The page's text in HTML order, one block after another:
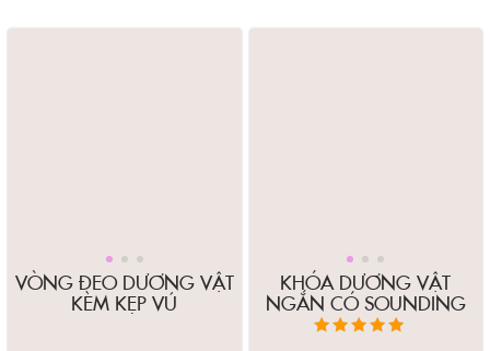
VÒNG ĐEO DƯƠNG VẬT
KÈM KẸP VÚ
KHÓA DƯƠNG VẬT
NGẮN CÓ SOUNDING